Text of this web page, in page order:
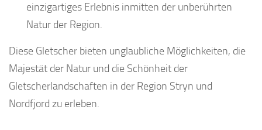
einzigartiges Erlebnis inmitten der unberührten
Natur der Region.
Diese Gletscher bieten unglaubliche Möglichkeiten, die
Majestät der Natur und die Schönheit der
Gletscherlandschaften in der Region Stryn und
Nordfjord zu erleben.